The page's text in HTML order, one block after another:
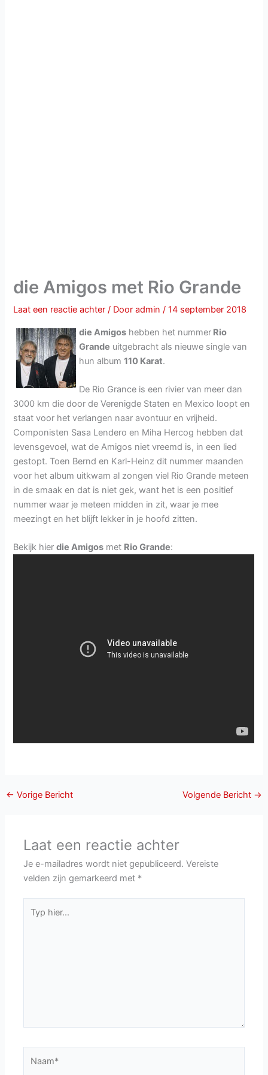
die Amigos met Rio Grande
Laat een reactie achter / Dooradmin/14 september 2018
die Amigos hebben het nummer Rio
Grande uitgebracht als nieuwe single van
hun album110 Karat.
De Rio Grance is een rivier van meer dan
3000 km die door de Verenigde Staten en Mexico loopt en
staat voor het verlangen naar avontuur en vrijheid.
Componisten Sasa Lendero en Miha Hercog hebben dat
levensgevoel, wat de Amigos niet vreemd is, in een lied
gestopt. Toen Bernd en Karl-Heinz dit nummer maanden
voor het album uitkwam al zongen viel Rio Grande meteen
in de smaak en dat is niet gek, want het is een positief
nummer waar je meteen midden in zit, waar je mee
meezingt en het blijft lekker in je hoofd zitten.
Bekijk hierdie Amigos met Rio Grande:
← Vorige Bericht Volgende Bericht →
Laat een reactie achter
Je e-mailadres wordt niet gepubliceerd. Vereiste
velden zijn gemarkeerd met *
hier...